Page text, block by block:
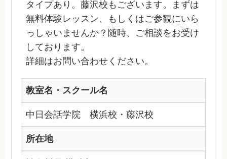
タイプあり。藤沢校もございます。まずは
無料体験レッスン、もしくはご参観にいら
っしゃいませんか？随時、ご相談をお受け
しております。
詳細はお問い合わせください。
教室名・スクール名
中日会話学院 横浜校・藤沢校
所在地